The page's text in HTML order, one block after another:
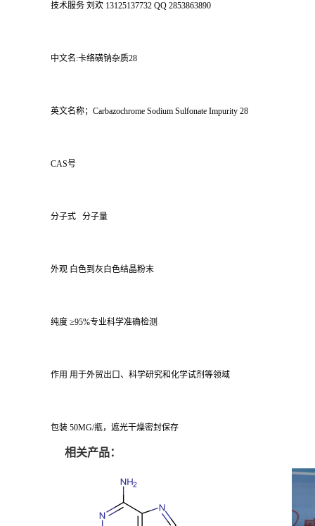
技术服务 刘欢 13125137732 QQ 2853863890
中文名:卡络磺钠杂质28
英文名称；Carbazochrome Sodium Sulfonate Impurity 28
CAS号
分子式 分子量
外观 白色到灰白色结晶粉末
纯度 ≥95%专业科学准确检测
作用 用于外贸出口、科学研究和化学试剂等领域
包装 50MG/瓶，遮光干燥密封保存
相关产品：